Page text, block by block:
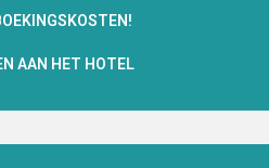
AAN HET HOTEL